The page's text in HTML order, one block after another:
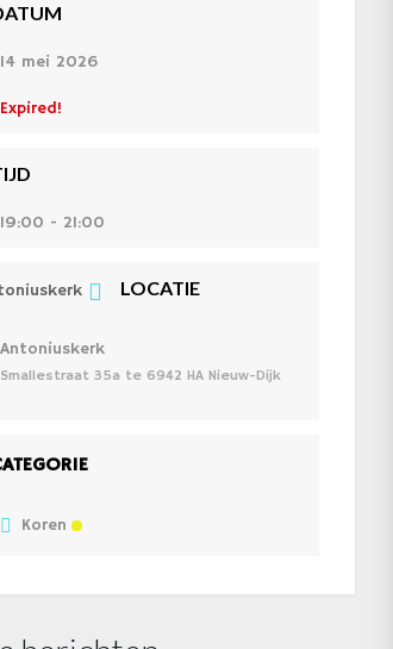
14 mei 2026
Expired!
19:00 - 21:00
LOCATIE
Antoniuskerk
Smallestraat 35a te 6942 HA Nieuw-Dijk
Koren